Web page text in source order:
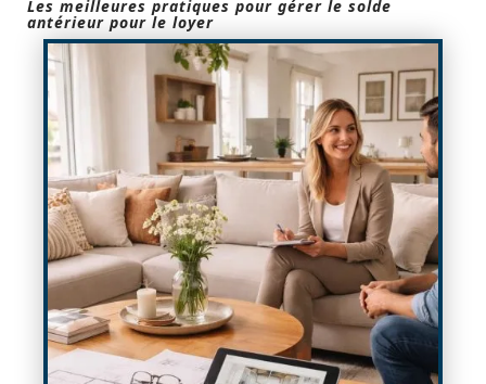
Les meilleures pratiques pour gérer le solde
antérieur pour le loyer